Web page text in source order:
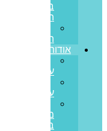
בערבות
המדינה
הפוכה
אודותינו
עלינו
עלינו
משכנתאות
בתקשורת